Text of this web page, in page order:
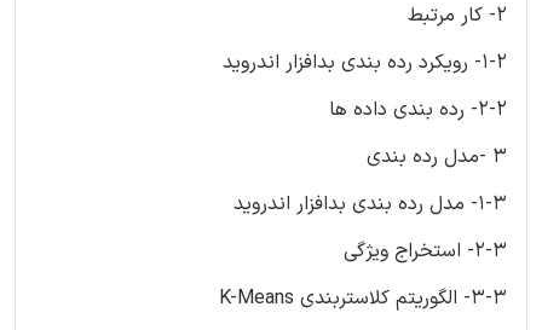
2- کار مرتبط
1-2- رویکرد رده بندی بدافزار اندروید
2-2- رده بندی داده ها
3 -مدل رده بندی
1-3- مدل رده بندی بدافزار اندروید
2-3- استخراج ویژگی
3-3- الگوریتم کلاستربندی K-Means